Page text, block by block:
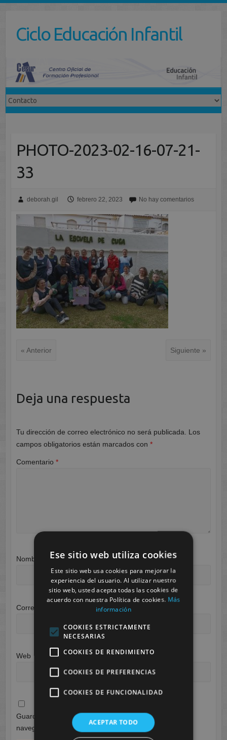
contenidoCiclo Educación Infantil
PHOTO-2023-02-16-07-21-
33
deborah.gil febrero 22, 2023 No hay comentarios
« Anterior Siguiente »
Deja una respuesta
Tu dirección de correo electrónico no será publicada.
Los
campos obligatorios están marcados con *
Comentario *
Nombre
Correo electrónico
Web
Guarda mi nombre, correo electrónico y web en este
navegador para la próxima vez que comente.
Ese sitio web utiliza cookies
Este sitio web usa cookies para mejorar la
experiencia del usuario. Al utilizar nuestro
sitio web, usted acepta todas las cookies de
acuerdo con nuestra Política de cookies. Más
información
COOKIES ESTRICTAMENTE
NECESARIAS
COOKIES DE RENDIMIENTO
COOKIES DE PREFERENCIAS
COOKIES DE FUNCIONALIDAD
ACEPTAR TODO